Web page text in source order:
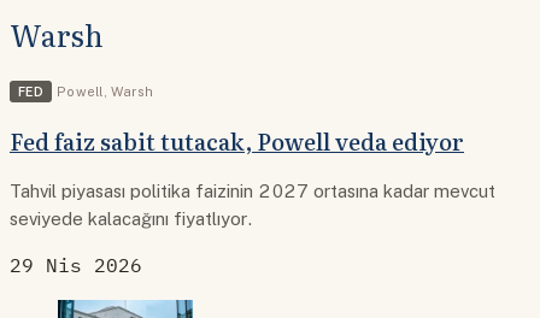
Warsh
FED Powell,Warsh
Fed faiz sabit tutacak, Powell veda ediyor
Tahvil piyasası politika faizinin 2027 ortasına kadar mevcut
seviyede kalacağını fiyatlıyor.
29 Nis 2026